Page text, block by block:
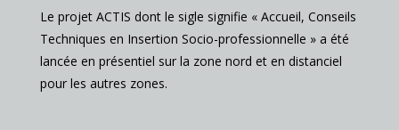
Le projet ACTIS dont le sigle signifie « Accueil, Conseils
Techniques en Insertion Socio-professionnelle » a été
lancée en présentiel sur la zone nord et en distanciel
pour les autres zones.